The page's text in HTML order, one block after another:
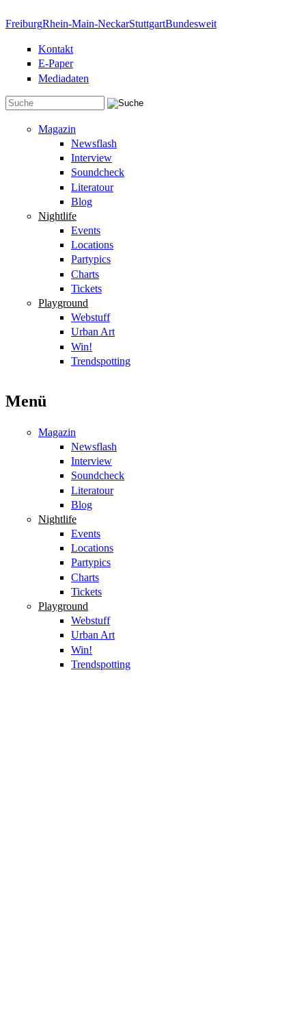
FreiburgRhein-Main-NeckarStuttgartBundesweit
Kontakt
E-Paper
Mediadaten
Magazin
Newsflash
Interview
Soundcheck
Literatour
Blog
Nightlife
Events
Locations
Partypics
Charts
Tickets
Playground
Webstuff
Urban Art
Win!
Trendspotting
Menü
Magazin
Newsflash
Interview
Soundcheck
Literatour
Blog
Nightlife
Events
Locations
Partypics
Charts
Tickets
Playground
Webstuff
Urban Art
Win!
Trendspotting